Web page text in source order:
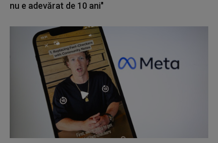
nu e adevărat de 10 ani"